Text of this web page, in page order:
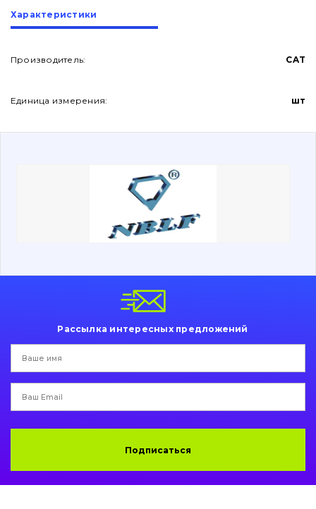
О нас
Контакты
Вакансии
Фильтры и смазочные материалы
Болты, гайки и элементы крепления
Коронки, зубья, адаптера, пальцы, фиксаторы
Ножи, режущие кромки
Подушки амортизационные
Пальци и втулки
написати
зателефонувати
Характеристики
Производитель: CAT
Единица измерения: шт
Рассылка интересных предложений
Подписаться